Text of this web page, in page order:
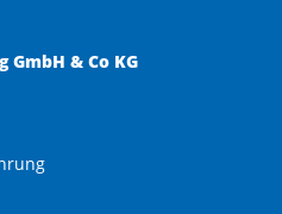
GmbH & Co KG